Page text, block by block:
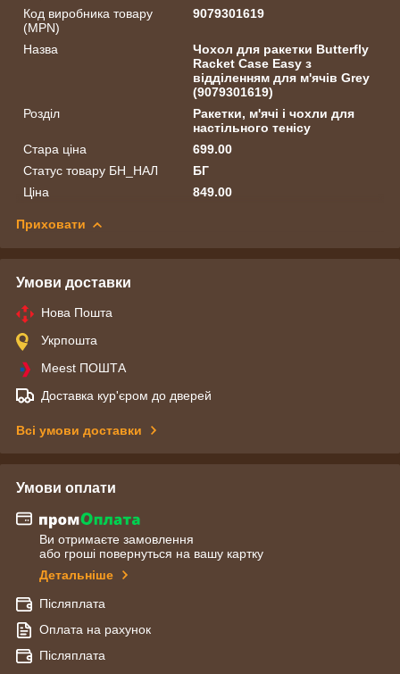
Код виробника товару
(MPN)
9079301619
Назва
Чохол для ракетки Butterfly
Racket Case Easy з
відділенням для м'ячів Grey
(9079301619)
Розділ
Ракетки, м'ячі і чохли для
настільного тенісу
Стара ціна
699.00
Статус товару БН_НАЛ
БГ
Ціна
849.00
Приховати
Умови доставки
Нова Пошта
Укрпошта
Meest ПОШТА
Доставка кур'єром до дверей
Всі умови доставки
Умови оплати
Ви отримаєте замовлення
або гроші повернуться на вашу картку
Детальніше
Післяплата
Оплата на рахунок
Післяплата